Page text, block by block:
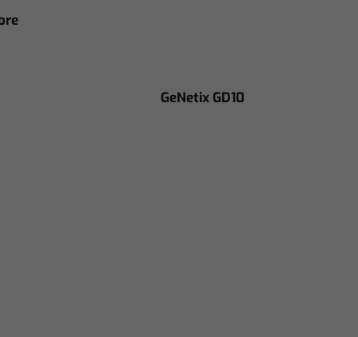
GeNetix GD10